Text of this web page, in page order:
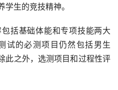
生的竞技精神。
括基础体能和专项技能两大
试的必测项目仍然包括男生
此之外，选测项目和过程性评